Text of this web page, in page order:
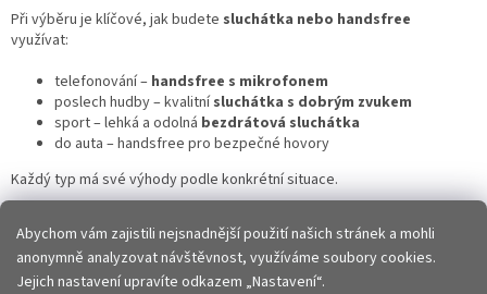
Abychom vám zajistili nejsnadnější použití našich stránek a mohli
anonymně analyzovat návštěvnost, využíváme soubory cookies.
Jejich nastavení upravíte odkazem „Nastavení“.
Při výběru je klíčové, jak budete sluchátka nebo handsfree
využívat:
telefonování – handsfree s mikrofonem
poslech hudby – kvalitnísluchátka s dobrým zvukem
sport – lehká a odolná bezdrátová sluchátka
do auta – handsfree pro bezpečné hovory
Každý typ má své výhody podle konkrétní situace.
Jaké typy sluchátek a handsfree existují?
V nabídce najdete různé varianty: